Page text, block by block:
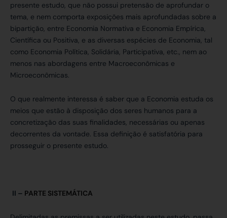
presente estudo, que não possui pretensão de aprofundar o
tema, e nem comporta exposições mais aprofundadas sobre a
bipartição, entre Economia Normativa e Economia Empírica,
Científica ou Positiva, e as diversas espécies de Economia, tal
como Economia Política, Solidária, Participativa, etc., nem ao
menos nas abordagens entre Macroeconômicas e
Microeconômicas.
O que realmente interessa é saber que a Economia estuda os
meios que estão à disposição dos seres humanos para a
concretização das suas finalidades, necessárias ou apenas
decorrentes da vontade. Essa definição é satisfatória para
prosseguir o presente estudo.
II – PARTE SISTEMÁTICA